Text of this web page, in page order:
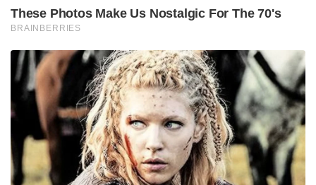
These Photos Make Us Nostalgic For The 70's
BRAINBERRIES